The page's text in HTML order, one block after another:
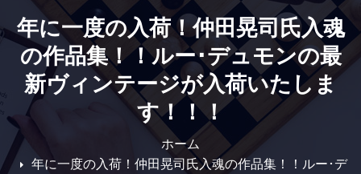
シ
ョ
ン
切
り
年に一度の入荷！仲田晃司氏入魂
の作品集！！ルー･デュモンの最
新ヴィンテージが入荷いたしま
す！！！
ホーム
年に一度の入荷！仲田晃司氏入魂の作品集！！ルー･デ